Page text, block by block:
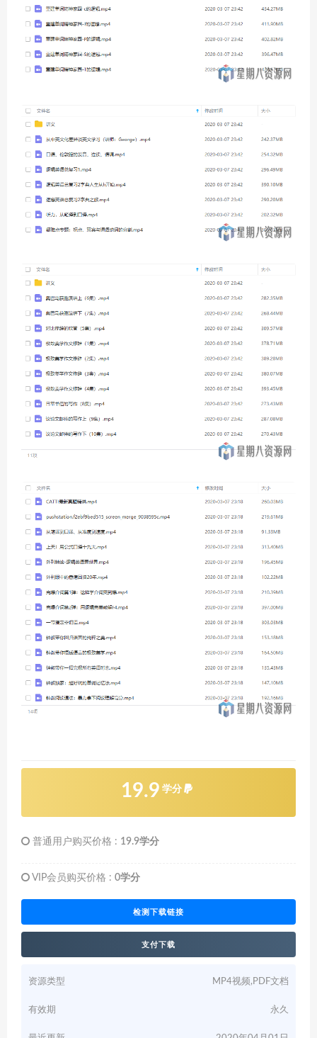
19.9 学分
普通用户购买价格 : 19.9学分
VIP会员购买价格 : 0学分
检测下载链接
支付下载
资源类型 MP4视频,PDF文档
有效期 永久